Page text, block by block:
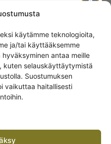
käytämme teknologioita,
ja/tai käyttääksemme
antaa meille
kuten selauskäyttäytymistä
Suostumuksen
vaikuttaa haitallisesti
Iittala Aalto
koboltinsininen
Iittala Aalto malja 136 x
5%
discount